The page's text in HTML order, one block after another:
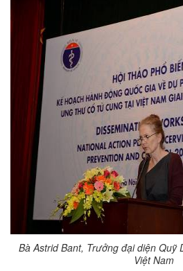
Bà Astrid Bant, Trưởng đại diện Quỹ
Việt Nam